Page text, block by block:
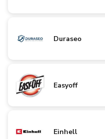
Duraseo
Easyoff
Einhell